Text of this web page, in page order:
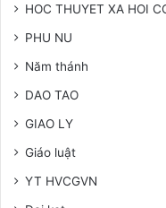
HOC THUYET XA HOI
PHU NU
Năm thánh
DAO TAO
GIAO LY
Giáo luật
YT HVCGVN